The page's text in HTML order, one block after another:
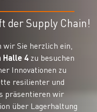
der Supply Chain!
wir Sie herzlich ein,
Halle 4 zu besuchen
Innovationen zu
resilienter und
präsentieren wir
über Lagerhaltung